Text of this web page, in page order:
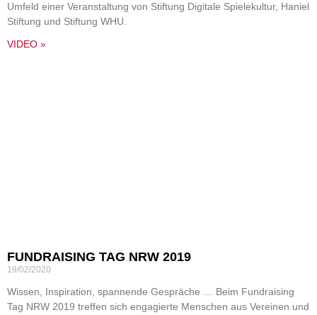
Umfeld einer Veranstaltung von Stiftung Digitale Spielekultur, Haniel
Stiftung und Stiftung WHU.
VIDEO »
FUNDRAISING TAG NRW 2019
19/02/2020
Wissen, Inspiration, spannende Gespräche … Beim Fundraising
Tag NRW 2019 treffen sich engagierte Menschen aus Vereinen und